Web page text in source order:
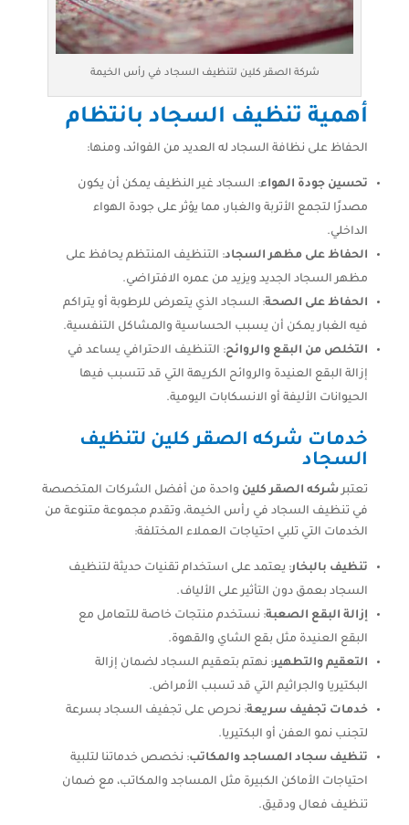
شركة الصقر كلين لتنظيف السجاد في رأس الخيمة
أهمية تنظيف السجاد بانتظام
الحفاظ على نظافة السجاد له العديد من الفوائد، ومنها:
تحسين جودة الهواء: السجاد غير النظيف يمكن أن يكون
مصدرًا لتجمع الأتربة والغبار، مما يؤثر على جودة الهواء
الداخلي.
الحفاظ على مظهر السجاد: التنظيف المنتظم يحافظ على
مظهر السجاد الجديد ويزيد من عمره الافتراضي.
الحفاظ على الصحة: السجاد الذي يتعرض للرطوبة أو يتراكم
فيه الغبار يمكن أن يسبب الحساسية والمشاكل التنفسية.
التخلص من البقع والروائح: التنظيف الاحترافي يساعد في
إزالة البقع العنيدة والروائح الكريهة التي قد تتسبب فيها
الحيوانات الأليفة أو الانسكابات اليومية.
خدمات شركه الصقر كلين لتنظيف
السجاد
تعتبر شركه الصقر كلين واحدة من أفضل الشركات المتخصصة
في تنظيف السجاد في رأس الخيمة، وتقدم مجموعة متنوعة من
الخدمات التي تلبي احتياجات العملاء المختلفة:
تنظيف بالبخار: يعتمد على استخدام تقنيات حديثة لتنظيف
السجاد بعمق دون التأثير على الألياف.
إزالة البقع الصعبة: نستخدم منتجات خاصة للتعامل مع
البقع العنيدة مثل بقع الشاي والقهوة.
التعقيم والتطهير: نهتم بتعقيم السجاد لضمان إزالة
البكتيريا والجراثيم التي قد تسبب الأمراض.
خدمات تجفيف سريعة: نحرص على تجفيف السجاد بسرعة
لتجنب نمو العفن أو البكتيريا.
تنظيف سجاد المساجد والمكاتب: نخصص خدماتنا لتلبية
احتياجات الأماكن الكبيرة مثل المساجد والمكاتب، مع ضمان
تنظيف فعال ودقيق.